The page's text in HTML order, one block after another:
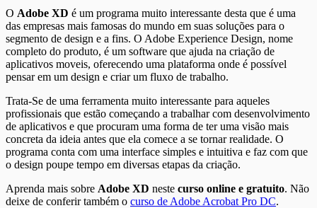
O Adobe XD é um programa muito interessante desta que é uma
das empresas mais famosas do mundo em suas soluções para o
segmento de design e a fins. O Adobe Experience Design, nome
completo do produto, é um software que ajuda na criação de
aplicativos moveis, oferecendo uma plataforma onde é possível
pensar em um design e criar um fluxo de trabalho.
Trata-Se de uma ferramenta muito interessante para aqueles
profissionais que estão começando a trabalhar com desenvolvimento
de aplicativos e que procuram uma forma de ter uma visão mais
concreta da ideia antes que ela comece a se tornar realidade. O
programa conta com uma interface simples e intuitiva e faz com que
o design poupe tempo em diversas etapas da criação.
Aprenda mais sobre Adobe XD neste curso online e gratuito. Não
deixe de conferir também o curso de Adobe Acrobat Pro DC.